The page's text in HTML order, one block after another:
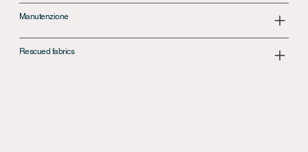
Manutenzione
Rescued fabrics